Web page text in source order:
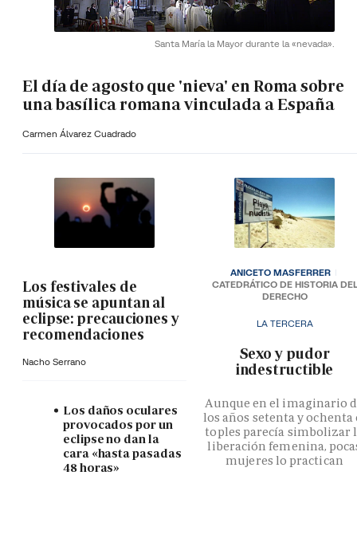
Santa María la Mayor durante la «nevada».
El día de agosto que 'nieva' en Roma sobre
una basílica romana vinculada a España
Carmen Álvarez Cuadrado
Los festivales de
música se apuntan al
eclipse: precauciones y
recomendaciones
Nacho Serrano
Los daños oculares
provocados por un
eclipse no dan la
cara «hasta pasadas
48 horas»
LA TERCERA
­Sexo y pudor
indestructible
Aunque en el imaginario
los años setenta y ochenta
toples parecía simbolizar
liberación femenina,
mujeres lo practican
ANICETO MASFERRER
CATEDRÁTICO DE HISTORIA DEL
DERECHO